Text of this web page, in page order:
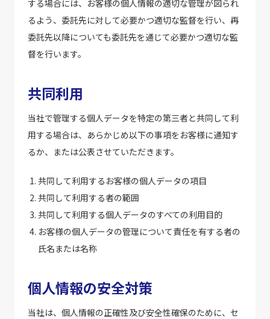
する場合には、お客様の個人情報の適切な管理が図られ
るよう、委託先に対して必要かつ適切な監督を行い、再
委託先以降についても委託先を通じて必要かつ適切な監
督を行います。
共同利用
当社で管理する個人データを特定の第三者と共同して利
用する場合は、あらかじめ以下の事項をお客様に通知す
るか、または公表させていただきます。
共同して利用するお客様の個人データの項目
共同して利用する者の範囲
共同して利用する個人データのすべての利用目的
お客様の個人データの管理について責任を有する者の
氏名または名称
個人情報の安全対策
当社は、個人情報の正確性及び安全性確保のために、セ